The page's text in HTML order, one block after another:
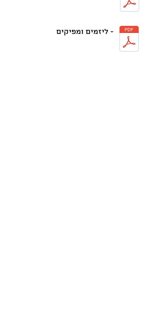
- ליזמים ומפיקים